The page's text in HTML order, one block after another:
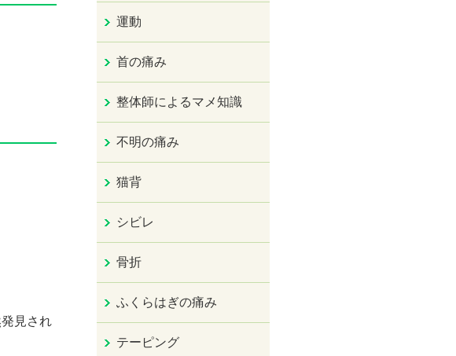
見され
運動
首の痛み
整体師によるマメ知識
不明の痛み
猫背
シビレ
骨折
ふくらはぎの痛み
テーピング